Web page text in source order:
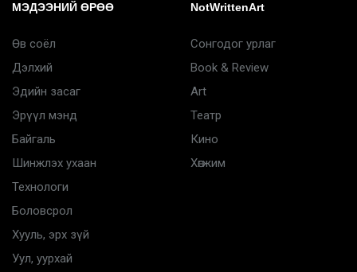
МЭДЭЭНИЙ ӨРӨӨ
Өв соёл
Дэлхий
Эдийн засаг
Эрүүл мэнд
Байгаль
Шинжлэх ухаан
Технологи
Боловсрол
Хууль, эрх зүй
Уул, уурхай
NotWrittenArt
Сонгодог урлаг
Book & Review
Art
Театр
Кино
Хөгжим